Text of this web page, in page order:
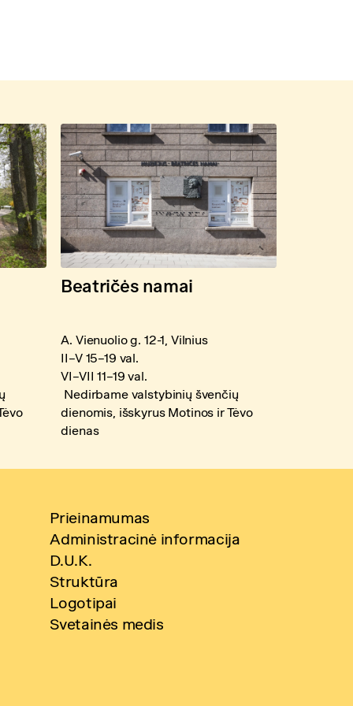
Beatričės namai
A. Vienuolio g. 12-1, Vilnius
II–V 15–19 val.
VI–VII 11–19 val.
Nedirbame valstybinių švenčių
dienomis, išskyrus Motinos ir Tėvo
dienas
Prieinamumas
Administracinė informacija
D.U.K.
Struktūra
Logotipai
Svetainės medis